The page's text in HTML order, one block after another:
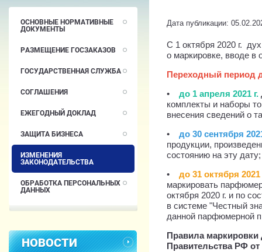
Дата публикации:
С 1 октября 2020 г.
о маркировке, вводе в
Переходный период
•
до 1 апреля 2021 г.
комплекты и наборы
внесения сведений о
•
до 30 сентября
продукции,
состоянию на эту дату;
•
до 31 октября 2021
маркировать
октября 2020 г. и по
в системе "Честный
данной парфюмерной
Правила
Правительства РФ от
ОСНОВНЫЕ НОРМАТИВНЫЕ
ДОКУМЕНТЫ
РАЗМЕЩЕНИЕ ГОСЗАКАЗОВ
ГОСУДАРСТВЕННАЯ СЛУЖБА
СОГЛАШЕНИЯ
ЕЖЕГОДНЫЙ ДОКЛАД
ЗАЩИТА БИЗНЕСА
ИЗМЕНЕНИЯ
ЗАКОНОДАТЕЛЬСТВА
ОБРАБОТКА ПЕРСОНАЛЬНЫХ
ДАННЫХ
НОВОСТИ